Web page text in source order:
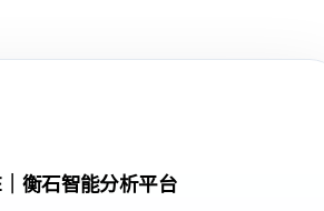
｜衡石智能分析平台